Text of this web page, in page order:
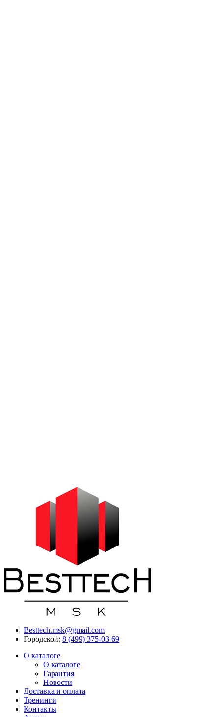
Besttech.msk@gmail.com
Городской: 8 (499) 375-03-69
О каталоге
О каталоге
Гарантия
Новости
Доставка и оплата
Тренинги
Контакты